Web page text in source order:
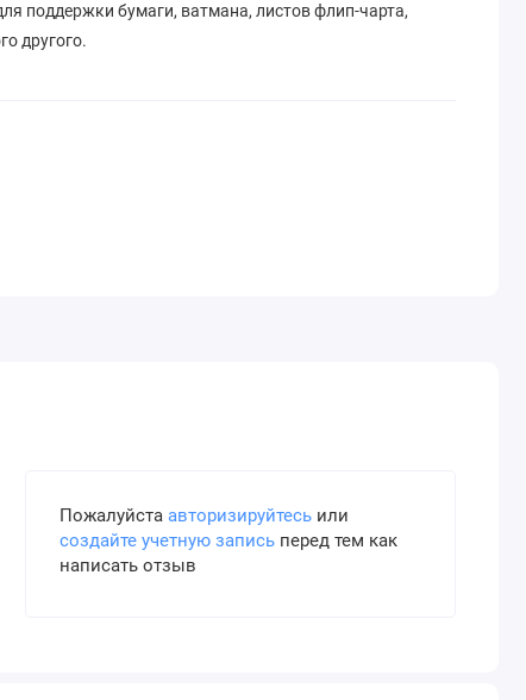
поддержки бумаги, ватмана, листов флип-чарта,
другого.
Пожалуйста авторизируйтесьили
создайте учетную записьперед тем как
написать отзыв